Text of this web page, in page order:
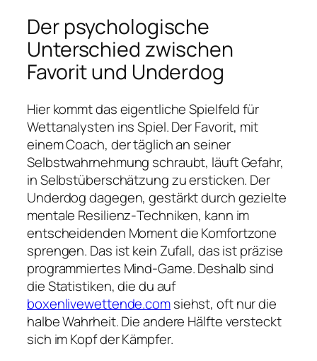
Der psychologische
Unterschied zwischen
Favorit und Underdog
Hier kommt das eigentliche Spielfeld für
Wettanalysten ins Spiel. Der Favorit, mit
einem Coach, der täglich an seiner
Selbstwahrnehmung schraubt, läuft Gefahr,
in Selbstüberschätzung zu ersticken. Der
Underdog dagegen, gestärkt durch gezielte
mentale Resilienz‑Techniken, kann im
entscheidenden Moment die Komfortzone
sprengen. Das ist kein Zufall, das ist präzise
programmiertes Mind‑Game. Deshalb sind
die Statistiken, die du auf
boxenlivewettende.comsiehst, oft nur die
halbe Wahrheit. Die andere Hälfte versteckt
sich im Kopf der Kämpfer.